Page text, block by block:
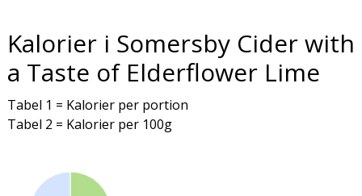
Kalorier i Somersby Cider with
a Taste of Elderflower Lime
Tabel 1 = Kalorier per portion
Tabel 2 = Kalorier per 100g